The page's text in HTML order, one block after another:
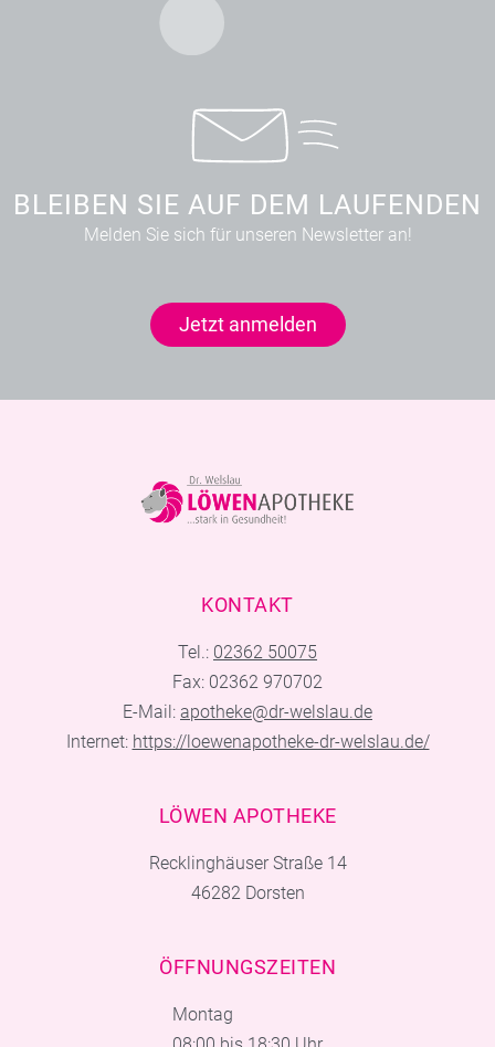
BLEIBEN SIE AUF DEM LAUFENDEN
Melden Sie sich für unseren Newsletter an!
Jetzt anmelden
KONTAKT
Tel.: 02362 50075
Fax: 02362 970702
E-Mail: apotheke@dr-welslau.de
Internet: https://loewenapotheke-dr-welslau.de/
LÖWEN APOTHEKE
Recklinghäuser Straße 14
46282 Dorsten
ÖFFNUNGSZEITEN
Montag